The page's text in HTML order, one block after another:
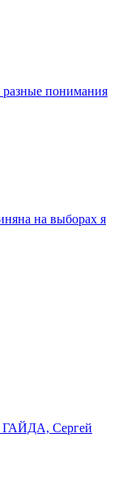
понимания
на выборах я
Сергей